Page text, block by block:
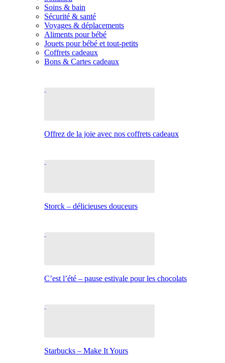
Soins & bain
Sécurité & santé
Voyages & déplacements
Aliments pour bébé
Jouets pour bébé et tout-petits
Coffrets cadeaux
Bons & Cartes cadeaux
Offrez de la joie avec nos coffrets cadeaux
Storck – délicieuses douceurs
C’est l’été – pause estivale pour les chocolats
Starbucks – Make It Yours